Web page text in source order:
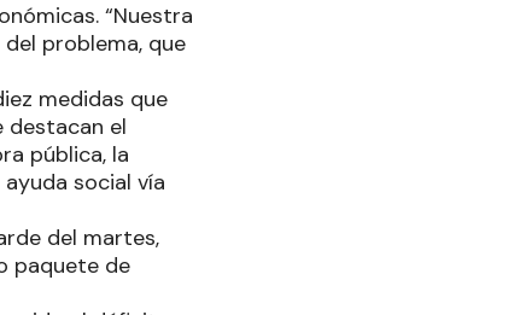
“Nuestra
problema, que
medidas que
destacan el
pública, la
social vía
del martes,
paquete de